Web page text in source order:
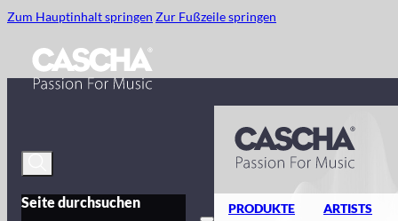
Zum Hauptinhalt springen Zur Fußzeile springen
Seite durchsuchen PRODUKTE ARTISTS